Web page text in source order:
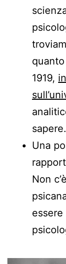
1919,
sapere.
Una
Non